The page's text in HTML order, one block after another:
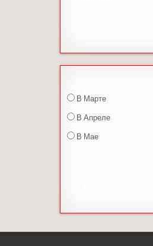
В Марте
В Апреле
В Мае